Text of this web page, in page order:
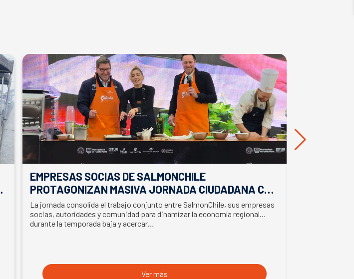
EMPRESAS SOCIAS DE SALMONCHILE
PROTAGONIZAN MASIVA JORNADA CIUDADANA CON
LA PARTICIPACIÓN DEL BIMINISTRO DE ECONOMÍA
EN SEMANA DEL SALMÓN
La jornada consolida el trabajo conjunto entre SalmonChile, sus empresas
socias, autoridades y comunidad para dinamizar la economía regional
durante la temporada baja y acercar…
Ver más